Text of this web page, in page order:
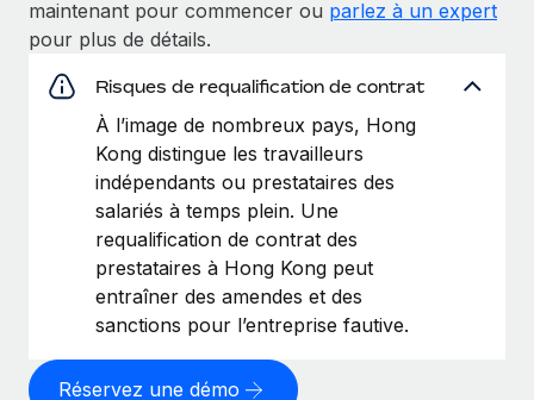
maintenant pour commencer ou parlez à un expert
pour plus de détails.
Risques de requalification de contrat
À l’image de nombreux pays, Hong
Kong distingue les travailleurs
indépendants ou prestataires des
salariés à temps plein. Une
requalification de contrat des
prestataires à Hong Kong peut
entraîner des amendes et des
sanctions pour l’entreprise fautive.
Réservez une démo